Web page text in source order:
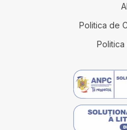
Terenuri de vanzare in Eforie Nord
Terenuri de vanzare in Constanta
Terenuri de vanzare in Fetesti
Spatii comerciale de vanzare in
Spatii comerciale de vanzare in
Politica de